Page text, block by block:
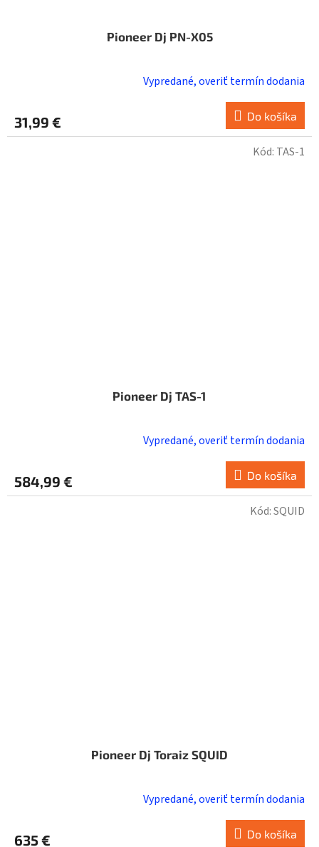
Pioneer Dj PN-X05
Vypredané, overiť termín dodania
31,99 € Do košíka
Pioneer Dj TAS-1
Vypredané, overiť termín dodania
584,99 € Do košíka
Kód: TAS-1
Pioneer Dj Toraiz SQUID
Vypredané, overiť termín dodania
635 € Do košíka
Kód:SQUID